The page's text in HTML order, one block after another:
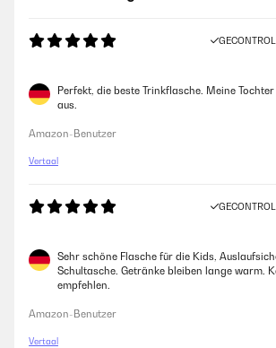
Perfekt, die beste Trinkflasche. Meine
aus.
Amazon-Benutzer
Vertaal
Sehr schöne Flasche für die Kids,
Schultasche. Getränke bleiben lange warm.
empfehlen.
Amazon-Benutzer
Vertaal